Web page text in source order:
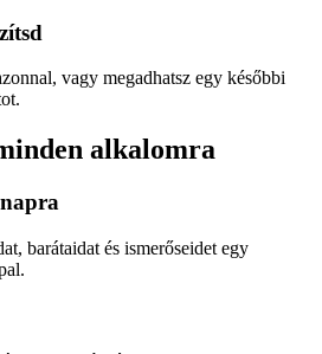
vagy megadhatsz egy későbbi
alkalomra
barátaidat és ismerőseidet egy